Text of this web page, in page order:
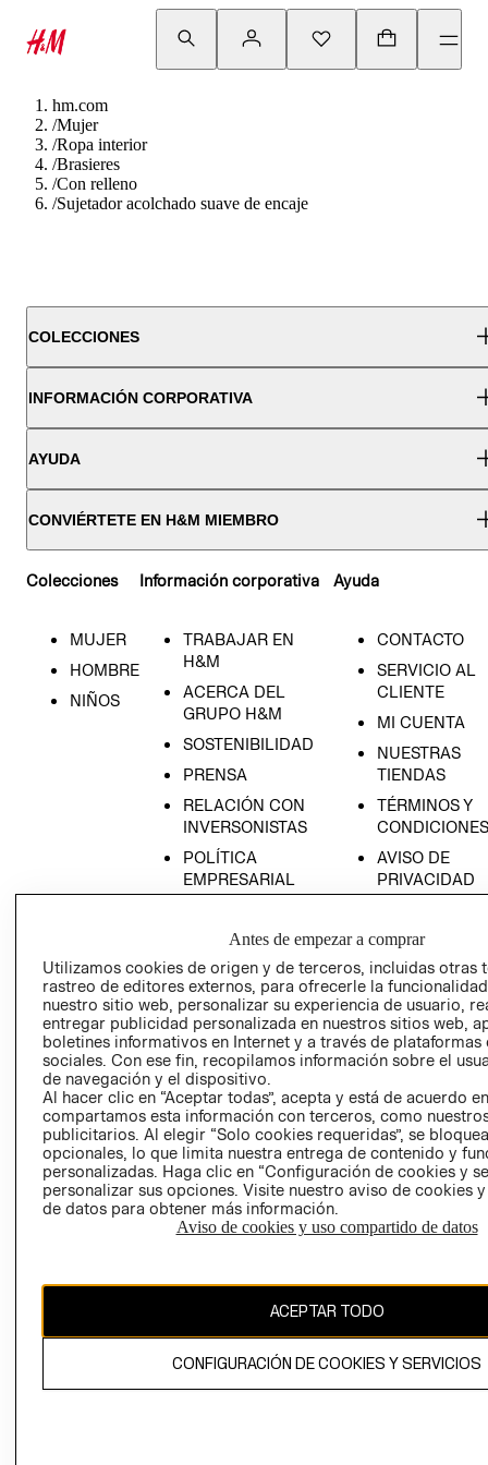
hm.com
/Mujer
/Ropa interior
/Brasieres
/Con relleno
/Sujetador acolchado suave de encaje
COLECCIONES
INFORMACIÓN CORPORATIVA
AYUDA
CONVIÉRTETE EN H&M MIEMBRO
Colecciones
MUJER
HOMBRE
NIÑOS
Información corporativa
TRABAJAR EN
H&M
ACERCA DEL
GRUPO H&M
SOSTENIBILIDAD
PRENSA
RELACIÓN CON
INVERSONISTAS
POLÍTICA
EMPRESARIAL
Ayuda
CONTACTO
SERVICIO AL
CLIENTE
MI CUENTA
NUESTRAS
TIENDAS
TÉRMINOS Y
CONDICIONES
AVISO DE
PRIVACIDAD
AVISO DE
COOKIES
LIBRO DE
Ecuador ($)
CAMBIAR REGIÓN
El contenido de esta página web está protegido por copyright y es
propiedad de H&M Hennes & Mauritz AB.
Antes de empezar a comprar
Utilizamos cookies de origen y de terceros, incluidas otras
rastreo de editores externos, para ofrecerle la
nuestro sitio web, personalizar su experiencia de usuario,
entregar publicidad personalizada en nuestros sitios web,
boletines informativos en Internet y a través de plataformas
sociales. Con ese fin, recopilamos información sobre el
de navegación y el dispositivo.
Al hacer clic en “Aceptar todas”, acepta y está de acuerdo
compartamos esta información con terceros, como
publicitarios. Al elegir “Solo cookies requeridas”, se
opcionales, lo que limita nuestra entrega de contenido y
personalizadas. Haga clic en “Configuración de cookies y
personalizar sus opciones. Visite nuestro aviso de cookies
de datos para obtener más información.
Aviso de cookies y uso compartido de datos
ACEPTAR TODO
CONFIGURACIÓN DE COOKIES Y SERVICIOS